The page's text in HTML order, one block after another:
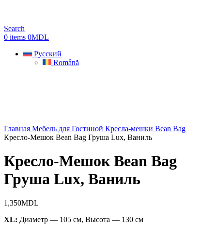
Search
0 items 0MDL
Русский
Română
Главная Мебель для Гостиной Кресла-мешки Bean Bag
Кресло-Мешок Bean Bag Груша Lux, Ваниль
Кресло-Мешок Bean Bag
Груша Lux, Ваниль
1,350MDL
XL: Диаметр — 105 см, Высота — 130 см